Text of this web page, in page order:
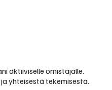
aktiiviselle omistajalle.
yhteisestä tekemisestä.